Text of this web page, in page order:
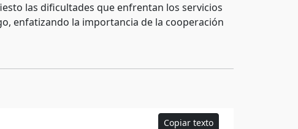
las dificultades que enfrentan los servicios
enfatizando la importancia de la cooperación
Copiar texto